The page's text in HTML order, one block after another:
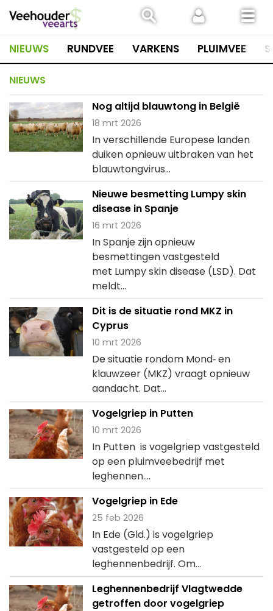
naar
inhoud
NIEUWS RUNDVEE VARKENS PLUIMVEE
NIEUWS
Nog altijd blauwtong in België
18 mrt 2026
In verschillende Europese landen
duiken opnieuw uitbraken van het
blauwtongvirus...
Nieuwe besmetting Lumpy skin
disease in Spanje
16 mrt 2026
In Spanje zijn opnieuw
besmettingen vastgesteld
met Lumpy skin disease (LSD). Dat
meldt...
Dit is de situatie rond MKZ in
Cyprus
10 mrt 2026
De situatie rondom Mond‑ en
klauwzeer (MKZ) vraagt opnieuw
aandacht. Dat...
Vogelgriep in Putten
10 mrt 2026
In Putten is vogelgriep vastgesteld
op een pluimveebedrijf met
leghennen....
Vogelgriep in Ede
25 feb 2026
In Ede (Gld.) is vogelgriep
vastgesteld op een
leghennenbedrijf. Om...
Leghennenbedrijf Vlagtwedde
getroffen door vogelgriep